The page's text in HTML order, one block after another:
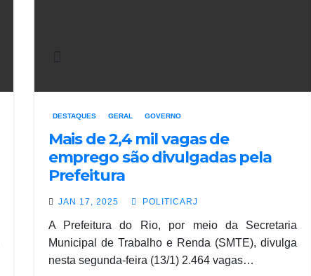
DESTAQUES GERAL GOVERNO
Mais de 2,4 mil vagas de
emprego são divulgadas pela
Prefeitura
JAN 17, 2025 POLITICARJ
A Prefeitura do Rio, por meio da Secretaria
Municipal de Trabalho e Renda (SMTE), divulga
nesta segunda-feira (13/1) 2.464 vagas…